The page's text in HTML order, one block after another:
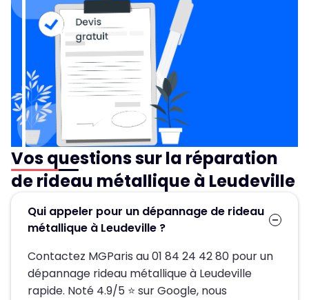
Vos questions sur la réparation
de rideau métallique à Leudeville
Qui appeler pour un dépannage de rideau
métallique à Leudeville ?
Contactez MGParis au 01 84 24 42 80 pour un
dépannage rideau métallique à Leudeville
rapide. Noté 4.9/5 ⭐ sur Google, nous